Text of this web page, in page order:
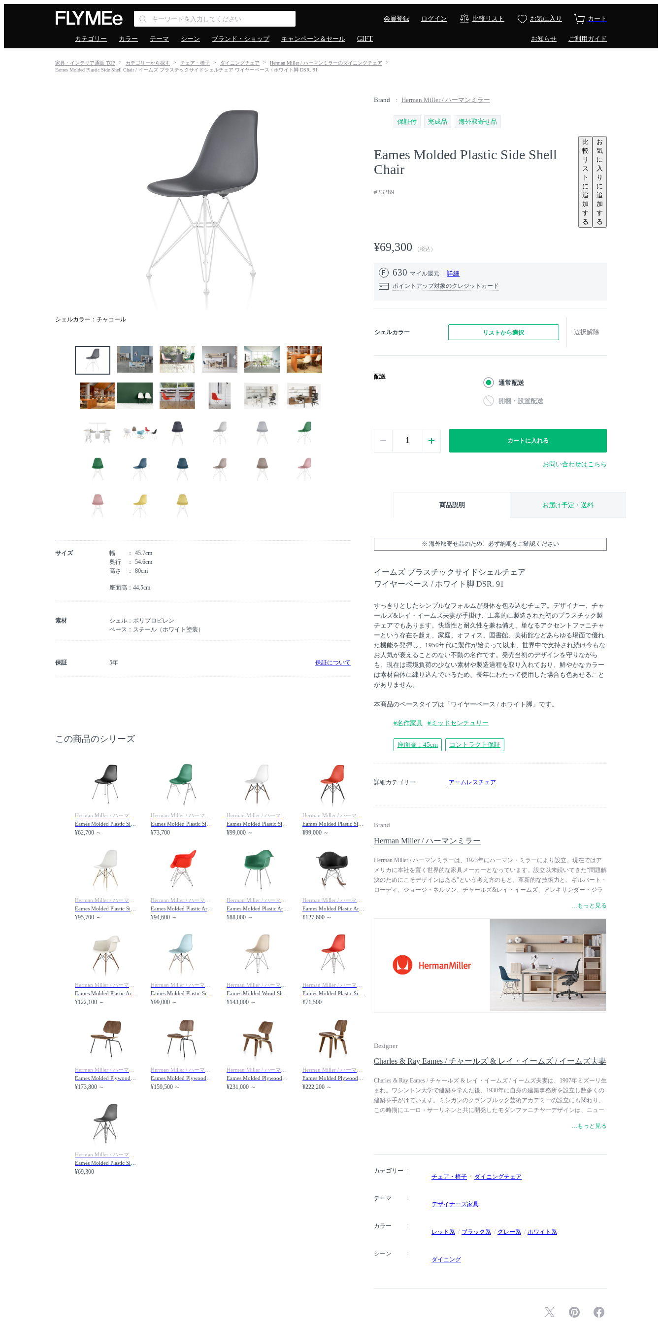
会員登録 ログイン 比較リスト お気に入り カート
カテゴリー カラー テーマ シーン ブランド・ショップ キャンペーン＆セール GIFT お知らせ ご利用ガイド
家具・インテリア通販 TOP カテゴリーから探す チェア・椅子 ダイニングチェア
Herman Miller / ハーマンミラーのダイニングチェア
Eames Molded Plastic Side Shell Chair / イームズ プラスチックサイドシェルチェア ワイヤーベース / ホワイト脚 DSR. 91
Brand Herman Miller / ハーマンミラー
保証付 完成品 海外取寄せ品
Eames Molded Plastic Side Shell
Chair
#23289
比
較
リ
ス
ト
に
追
加
す
る
お
気
に
入
り
に
追
加
す
る
¥69,300 （税込）
630 マイル還元 詳細
ポイントアップ対象のクレジットカード
シェルカラー リストから選択 選択解除
配送
通常配送
開梱・設置配送
カートに入れる
お問い合わせはこちら
商品説明 お届け予定・送料
※ 海外取寄せ品のため、必ず納期をご確認ください
イームズ プラスチックサイドシェルチェア
ワイヤーベース / ホワイト脚 DSR. 91
すっきりとしたシンプルなフォルムが身体を包み込むチェア。デザイナー、チャ
ールズ&レイ・イームズ夫妻が手掛け、工業的に製造された初のプラスチック製
チェアでもあります。快適性と耐久性を兼ね備え、単なるアクセントファニチャ
ーという存在を超え、家庭、オフィス、図書館、美術館などあらゆる場面で優れ
た機能を発揮し、1950年代に製作が始まって以来、世界中で支持され続け今もな
お人気が衰えることのない不動の名作です。発売当初のデザインを守りながら
も、現在は環境負荷の少ない素材や製造過程を取り入れており、鮮やかなカラー
は素材自体に練り込んでいるため、長年にわたって使用した場合も色あせること
がありません。
本商品のベースタイプは「ワイヤーベース / ホワイト脚」です。
#名作家具 #ミッドセンチュリー
座面高：45cm コントラクト保証
詳細カテゴリー アームレスチェア
Brand
Herman Miller / ハーマンミラー
Herman Miller / ハーマンミラーは、1923年にハーマン・ミラーにより設立。現在ではア
メリカに本社を置く世界的な家具メーカーとなっています。設立以来続いてきた“問題解
決のためにこそデザインはある”という考え方のもと、革新的な技術力と、ギルバート・
ローディ、ジョージ・ネルソン、チャールズ&レイ・イームズ、アレキサンダー・ジラ
を行い、快適に、健康的に、生産的に働けることを重要視した新たな製品を次々と生み
出しています。常識に縛られない好奇心と、とどまるところを知らない探求心が、研究
人気のイームズチェア、アーロンチェアなど、多くのプロダクトが世界中で支持され続
…もっと見る
Designer
Charles & Ray Eames / チャールズ & レイ・イームズ / イームズ夫妻
Charles & Ray Eames / チャールズ & レイ・イームズ / イームズ夫妻は、1907年ミズーリ生
まれ。ワシントン大学で建築を学んだ後、1930年に自身の建築事務所を設立し数多くの
建築を手がけています。ミシガンのクランブルック芸術アカデミーの設立にも関わり、
この時期にエーロ・サーリネンと共に開発したモダンファニチヤーデザインは、ニュー
し、夫妻で開発した成型合板家具を1946年にハーマンミラーが販売開始。それ以来イー
…もっと見る
カテゴリー
チェア・椅子
ダイニングチェア
テーマ
デザイナーズ家具
カラー
レッド系
ブラック系 グレー系 ホワイト系
シーン
ダイニング
シェルカラー：チャコール
サイズ 幅
45.7cm
奥行
54.6cm
高さ
80cm
座面高：44.5cm
素材
シェル：ポリプロピレン
ベース：スチール（ホワイト塗装）
保証 5年 保証について
この商品のシリーズ
¥62,700 ～ ¥73,700 ¥99,000 ～ ¥99,000 ～
¥95,700 ～ ¥94,600 ～ ¥88,000 ～ ¥127,600 ～
¥122,100 ～ ¥99,000 ～ ¥143,000 ～ ¥71,500
¥173,800 ～ ¥159,500 ～ ¥231,000 ～ ¥222,200 ～
¥69,300